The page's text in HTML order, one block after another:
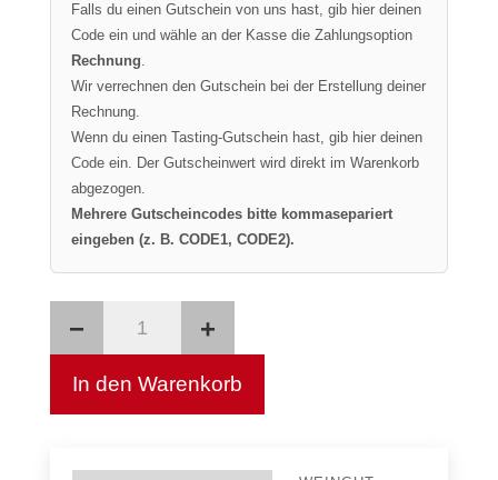
Falls du einen Gutschein von uns hast, gib hier deinen
Code ein und wähle an der Kasse die Zahlungsoption
Rechnung.
Wir verrechnen den Gutschein bei der Erstellung deiner
Rechnung.
Wenn du einen Tasting-Gutschein hast, gib hier deinen
Code ein. Der Gutscheinwert wird direkt im Warenkorb
abgezogen.
Mehrere Gutscheincodes bitte kommasepariert
eingeben (z. B. CODE1, CODE2).
−
Menge
+
In den Warenkorb